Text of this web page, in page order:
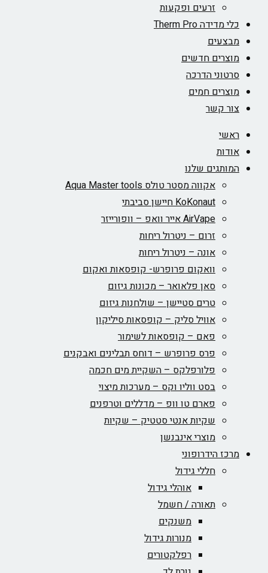
זרעים ופקעות
כלי מדידה Therm Pro
מבצעים
מוצרים חדשים
סרטוני הדרכה
מוצרים חמים
צור קשר
ראשי
אודות
המותגים שלנו
אקווה מסטר טולס Aqua Master tools
KoKonaut חיישן סביבתי
AirVape אייר וואפ – וופורייזר
זרום – ניטרול ריחות
אונה – ניטרול ריחות
וואקום פרופרש- קופסאות ואקום
סאן פלאואר – מכונות גיזום
טרים סטיישן – שולחנות גיזום
אוויל סליק – קופסאות סיליקון
פאם – קופסאות לשימור
פרס פרופרש – דוחס תבלינים ואבקנים
פלורפלקס – השקיית מים חכמה
בסט ווליו וקס – מערכות מיצוי
פארם טו וופ – מדללים וטרפנים
שקיות אנטי סטטיק – שקיות
מוצרי אינבנשן
מרכז הידרופוני
חללי גידול
אוהלי גידול
תאורה / חשמל
משנקים
מנורות גידול
רפלקטורים